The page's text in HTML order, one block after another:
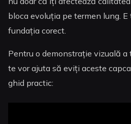
bloca evoluția pe termen lung.
fundația corect.
Pentru o demonstrație vizuală
te vor ajuta să eviți aceste
ghid practic: